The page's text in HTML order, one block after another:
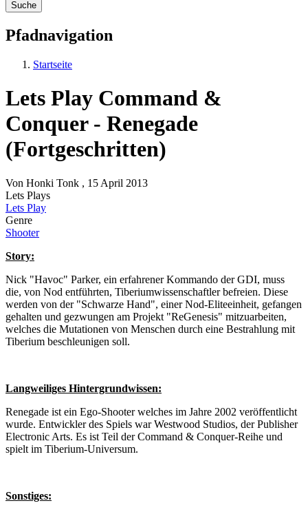
Pfadnavigation
Startseite
Lets Play Command &
Conquer - Renegade
(Fortgeschritten)
Von Honki Tonk , 15 April 2013
Lets Plays
Lets Play
Genre
Shooter
Story:
Nick "Havoc" Parker, ein erfahrener Kommando der GDI, muss
die, von Nod entführten, Tiberiumwissenschaftler befreien. Diese
werden von der "Schwarze Hand", einer Nod-Eliteeinheit, gefangen
gehalten und gezwungen am Projekt "ReGenesis" mitzuarbeiten,
welches die Mutationen von Menschen durch eine Bestrahlung mit
Tiberium beschleunigen soll.
Langweiliges Hintergrundwissen:
Renegade ist ein Ego-Shooter welches im Jahre 2002 veröffentlicht
wurde. Entwickler des Spiels war Westwood Studios, der Publisher
Electronic Arts. Es ist Teil der Command & Conquer-Reihe und
spielt im Tiberium-Universum.
Sonstiges: